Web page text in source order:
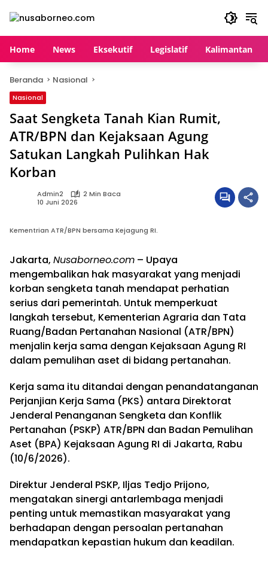
Home News Eksekutif Legislatif Kalimantan
Beranda Nasional
Nasional
Saat Sengketa Tanah Kian Rumit,
ATR/BPN dan Kejaksaan Agung
Satukan Langkah Pulihkan Hak
Korban
Admin2
2 Min Baca
10 Juni 2026
Kementrian ATR/BPN bersama Kejagung RI.
Jakarta, Nusaborneo.com – Upaya
mengembalikan hak masyarakat yang menjadi
korban sengketa tanah mendapat perhatian
serius dari pemerintah. Untuk memperkuat
langkah tersebut, Kementerian Agraria dan Tata
Ruang/Badan Pertanahan Nasional (ATR/BPN)
menjalin kerja sama dengan Kejaksaan Agung RI
dalam pemulihan aset di bidang pertanahan.
Kerja sama itu ditandai dengan penandatanganan
Perjanjian Kerja Sama (PKS) antara Direktorat
Jenderal Penanganan Sengketa dan Konflik
Pertanahan (PSKP) ATR/BPN dan Badan Pemulihan
Aset (BPA) Kejaksaan Agung RI di Jakarta, Rabu
(10/6/2026).
Direktur Jenderal PSKP, Iljas Tedjo Prijono,
mengatakan sinergi antarlembaga menjadi
penting untuk memastikan masyarakat yang
berhadapan dengan persoalan pertanahan
mendapatkan kepastian hukum dan keadilan.